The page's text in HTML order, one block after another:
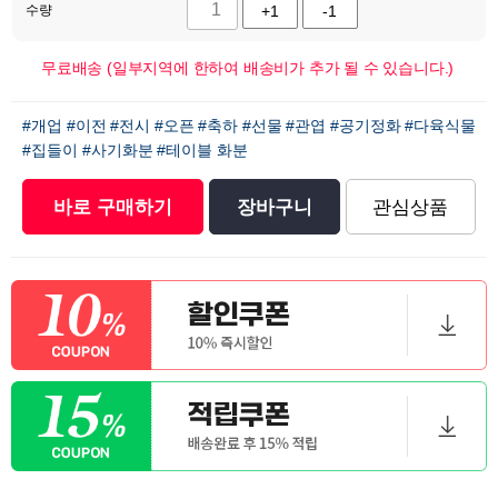
수량 +1 -1
무료배송 (일부지역에 한하여 배송비가 추가 될 수 있습니다.)
#개업 #이전 #전시 #오픈 #축하 #선물 #관엽 #공기정화 #다육식물
#집들이 #사기화분 #테이블 화분
바로 구매하기 장바구니 관심상품